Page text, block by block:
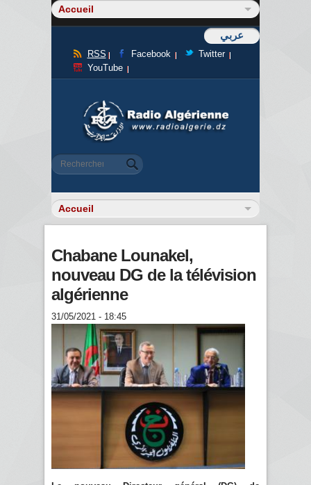
عربي
RSS Facebook
Twitter
YouTube
Formulaire de recherche
Rechercher
Chabane Lounakel,
nouveau DG de la télévision
algérienne
31/05/2021 - 18:45